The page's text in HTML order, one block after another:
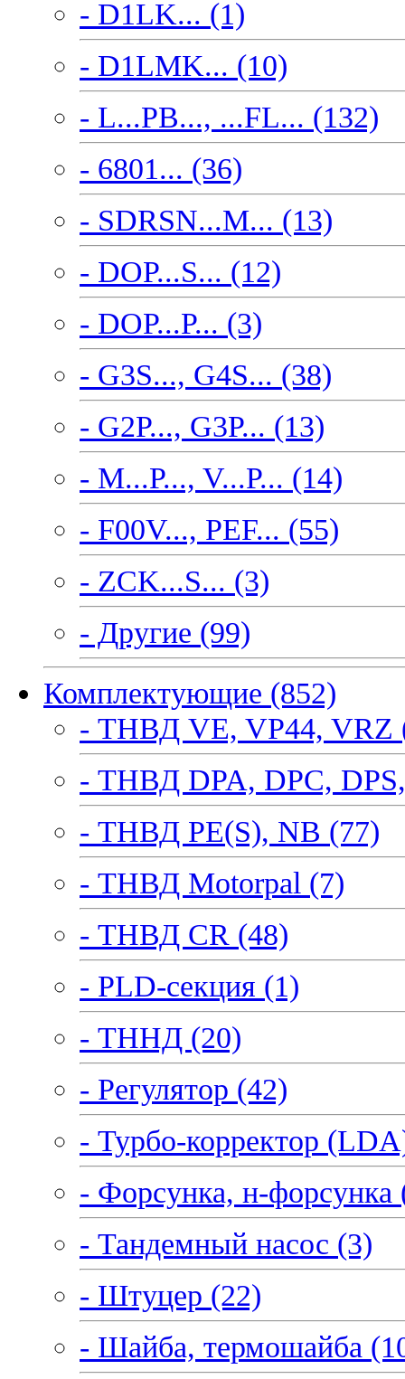
- D1LK... (1)
- D1LMK... (10)
- L...PB..., ...FL... (132)
- 6801... (36)
- SDRSN...M... (13)
- DOP...S... (12)
- DOP...P... (3)
- G3S..., G4S... (38)
- G2P..., G3P... (13)
- M...P..., V...P... (14)
- F00V..., PEF... (55)
- ZCK...S... (3)
- Другие (99)
Комплектующие (852)
- ТНВД VE, VP44, VRZ
- ТНВД DPA, DPC,
- ТНВД PE(S), NB (77)
- ТНВД Motorpal (7)
- ТНВД CR (48)
- PLD-секция (1)
- ТННД (20)
- Регулятор (42)
- Турбо-корректор
- Форсунка, н-форсунка
- Тандемный насос (3)
- Штуцер (22)
- Шайба, термошайба